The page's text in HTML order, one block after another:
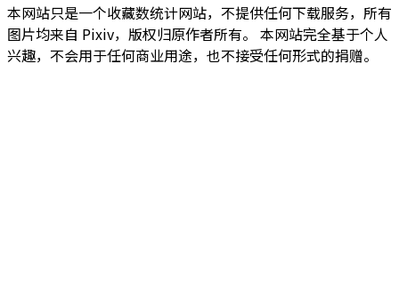
本网站只是一个收藏数统计网站，不提供任何下载服务，所有
图片均来自 Pixiv，版权归原作者所有。 本网站完全基于个人
兴趣，不会用于任何商业用途，也不接受任何形式的捐赠。